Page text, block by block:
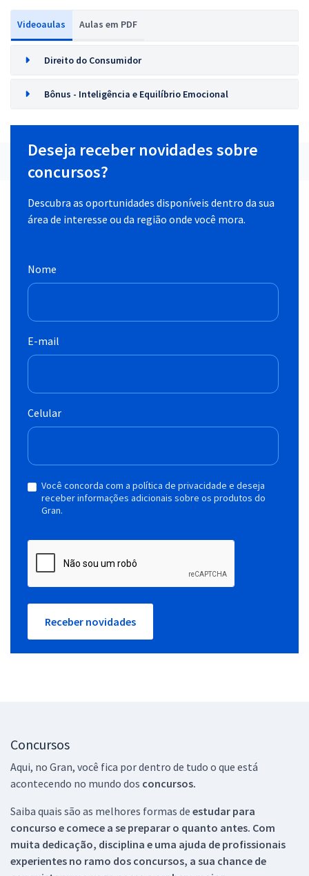
Videoaulas Aulas em PDF
Direito do Consumidor
Bônus - Inteligência e Equilíbrio Emocional
Deseja receber novidades sobre
concursos?
Descubra as oportunidades disponíveis dentro da sua
área de interesse ou da região onde você mora.
Nome
E-mail
Celular
Você concorda com a política de privacidade e deseja
receber informações adicionais sobre os produtos do
Gran.
Receber novidades
Concursos
Aqui, no Gran, você fica por dentro de tudo o que está
acontecendo no mundo dos concursos.
Saiba quais são as melhores formas de estudar para
concurso e comece a se preparar o quanto antes. Com
muita dedicação, disciplina e uma ajuda de profissionais
experientes no ramo dos concursos, a sua chance de